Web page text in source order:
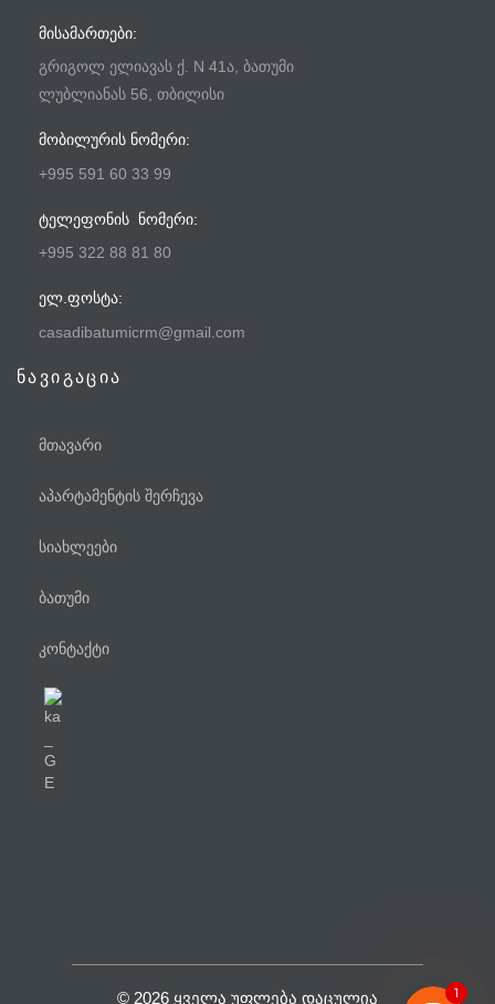
ᲛᲘᲡᲐᲛᲐᲠᲗᲔᲑᲘ:
გრიგოლ ელიავას ქ. N 41ა, ბათუმი
ლუბლიანას 56, თბილისი
ᲛᲝᲑᲘᲚᲣᲠᲘᲡ ᲜᲝᲛᲔᲠᲘ:
+995 591 60 33 99
ᲢᲔᲚᲔᲤᲝᲜᲘᲡ ᲜᲝᲛᲔᲠᲘ:
+995 322 88 81 80
ᲔᲚ.ᲤᲝᲡᲢᲐ:
casadibatumicrm@gmail.com
ნავიგაცია
მთავარი
აპარტამენტის შერჩევა
სიახლეები
ბათუმი
კონტაქტი
© 2026 ᲧᲕᲔᲚᲐ ᲣᲤᲚᲔᲑᲐ ᲓᲐᲪᲣᲚᲘᲐ 1